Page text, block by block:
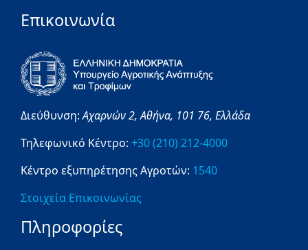
Επικοινωνία
Διεύθυνση:Αχαρνών 2,Αθήνα, 101 76, Ελλάδα
Τηλεφωνικό Κέντρο: +30 (210) 212-4000
Κέντρο εξυπηρέτησης Αγροτών: 1540
Στοιχεία Επικοινωνίας
Πληροφορίες